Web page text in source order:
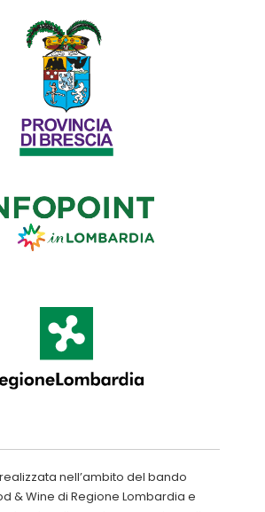
nell’ambito del bando
& Wine di Regione Lombardia e